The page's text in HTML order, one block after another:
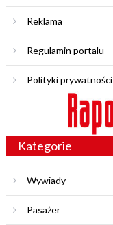
Reklama
Regulamin portalu
Polityki prywatności
Kategorie
Wywiady
Pasażer